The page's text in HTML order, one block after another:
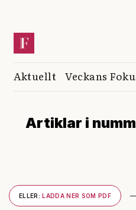
Aktuellt Veckans
Artiklar i
ELLER: LADDA NER SOM PDF